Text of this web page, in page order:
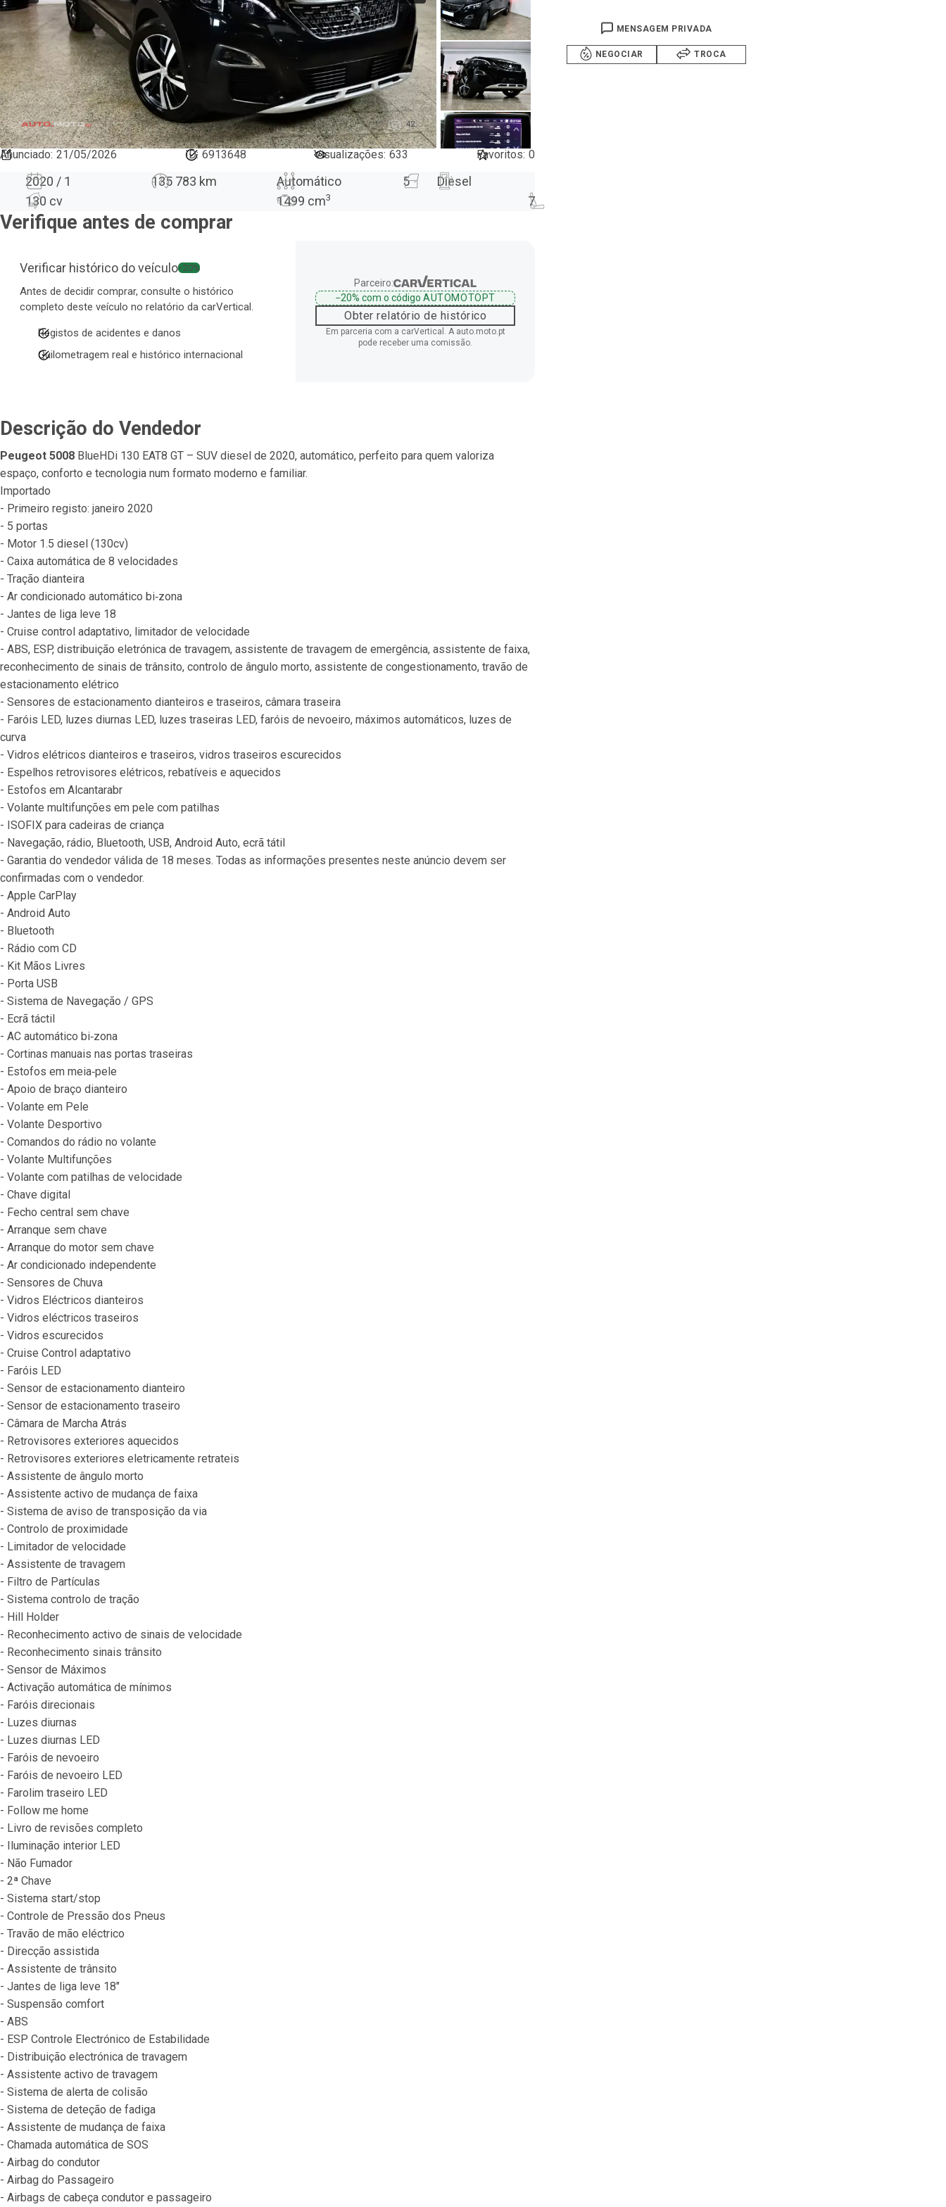
42
Anunciado: 21/05/2026 ID: 6913648 Visualizações: 633 Favoritos: 0
2020 / 1 135 783 km Automático 5
Diesel
130 cv
1499 cm3 7
Verifique antes de comprar
Verificar histórico do veículo−20%
Antes de decidir comprar, consulte o histórico
completo deste veículo no relatório da carVertical.
Registos de acidentes e danos
Quilometragem real e histórico internacional
Parceiro:
−20%com o código AUTOMOTOPT
Obter relatório de histórico
Em parceria com a carVertical. A auto.moto.pt
pode receber uma comissão.
Descrição do Vendedor
Peugeot 5008 BlueHDi 130 EAT8 GT – SUV diesel de 2020, automático, perfeito para quem valoriza
espaço, conforto e tecnologia num formato moderno e familiar.
Importado
- Primeiro registo: janeiro 2020
- 5 portas
- Motor 1.5 diesel (130cv)
- Caixa automática de 8 velocidades
- Tração dianteira
- Ar condicionado automático bi‐zona
- Jantes de liga leve 18
- Cruise control adaptativo, limitador de velocidade
- ABS, ESP, distribuição eletrónica de travagem, assistente de travagem de emergência, assistente de faixa,
reconhecimento de sinais de trânsito, controlo de ângulo morto, assistente de congestionamento, travão de
estacionamento elétrico
- Sensores de estacionamento dianteiros e traseiros, câmara traseira
- Faróis LED, luzes diurnas LED, luzes traseiras LED, faróis de nevoeiro, máximos automáticos, luzes de
curva
- Vidros elétricos dianteiros e traseiros, vidros traseiros escurecidos
- Espelhos retrovisores elétricos, rebatíveis e aquecidos
- Estofos em Alcantarabr
- Volante multifunções em pele com patilhas
- ISOFIX para cadeiras de criança
- Navegação, rádio, Bluetooth, USB, Android Auto, ecrã tátil
- Garantia do vendedor válida de 18 meses. Todas as informações presentes neste anúncio devem ser
confirmadas com o vendedor.
- Apple CarPlay
- Android Auto
- Bluetooth
- Rádio com CD
- Kit Mãos Livres
- Porta USB
- Sistema de Navegação / GPS
- Ecrã táctil
- AC automático bi‐zona
- Cortinas manuais nas portas traseiras
- Estofos em meia‐pele
- Apoio de braço dianteiro
- Volante em Pele
- Volante Desportivo
- Comandos do rádio no volante
- Volante Multifunções
- Volante com patilhas de velocidade
- Chave digital
- Fecho central sem chave
- Arranque sem chave
- Arranque do motor sem chave
- Ar condicionado independente
- Sensores de Chuva
- Vidros Eléctricos dianteiros
- Vidros eléctricos traseiros
- Vidros escurecidos
- Cruise Control adaptativo
- Faróis LED
- Sensor de estacionamento dianteiro
- Sensor de estacionamento traseiro
- Câmara de Marcha Atrás
- Retrovisores exteriores aquecidos
- Retrovisores exteriores eletricamente retrateis
- Assistente de ângulo morto
- Assistente activo de mudança de faixa
- Sistema de aviso de transposição da via
- Controlo de proximidade
- Limitador de velocidade
- Assistente de travagem
- Filtro de Partículas
- Sistema controlo de tração
- Hill Holder
- Reconhecimento activo de sinais de velocidade
- Reconhecimento sinais trânsito
- Sensor de Máximos
- Activação automática de mínimos
- Faróis direcionais
- Luzes diurnas
- Luzes diurnas LED
- Faróis de nevoeiro
- Faróis de nevoeiro LED
- Farolim traseiro LED
- Follow me home
- Livro de revisões completo
- Iluminação interior LED
- Não Fumador
- 2ª Chave
- Sistema start/stop
- Controle de Pressão dos Pneus
- Travão de mão eléctrico
- Direcção assistida
- Assistente de trânsito
- Jantes de liga leve 18"
- Suspensão comfort
- ABS
- ESP Controle Electrónico de Estabilidade
- Distribuição electrónica de travagem
- Assistente activo de travagem
- Sistema de alerta de colisão
- Sistema de deteção de fadiga
- Assistente de mudança de faixa
- Chamada automática de SOS
- Airbag do condutor
- Airbag do Passageiro
- Airbags de cabeça condutor e passageiro
MENSAGEM PRIVADA
NEGOCIAR TROCA